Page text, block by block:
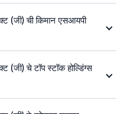
(जी) ची किमान एसआयपी
(जी) चे टॉप स्टॉक होल्डिंग्स